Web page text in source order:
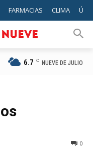
FARMACIAS CLIMA
6.7 C NUEVE DE JULIO
0